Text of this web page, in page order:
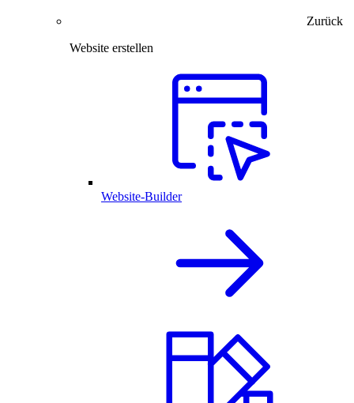
Zurück
Website erstellen
Website-Builder